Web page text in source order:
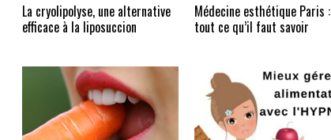
La cryolipolyse, une alternative
efficace à la liposuccion
Médecine esthétique Paris :
tout ce qu’il faut savoir